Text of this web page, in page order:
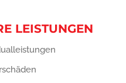
LEISTUNGEN